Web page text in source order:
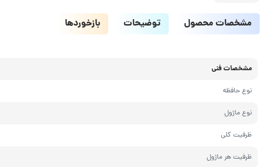
مشخصات محصول توضیحات بازخوردها
مشخصات فنی
نوع حافظه
نوع ماژول
ظرفیت کلی
ظرفیت هر ماژول